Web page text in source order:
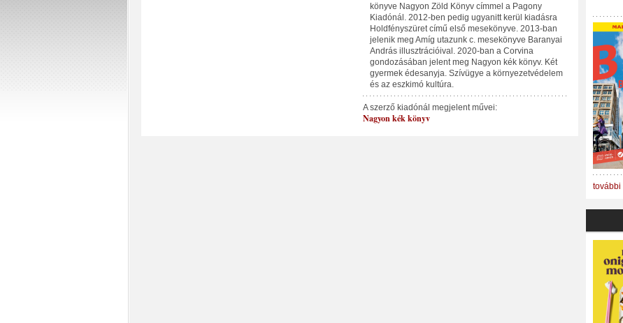
könyve Nagyon Zöld Könyv címmel a Pagony
Kiadónál. 2012-ben pedig ugyanitt kerül kiadásra
Holdfényszüret című első mesekönyve. 2013-ban
jelenik meg Amíg utazunk c. mesekönyve Baranyai
András illusztrációival. 2020-ban a Corvina
gondozásában jelent meg Nagyon kék könyv. Két
gyermek édesanyja. Szívügye a környezetvédelem
és az eszkimó kultúra.
A szerző kiadónál megjelent művei:
Nagyon kék könyv
további